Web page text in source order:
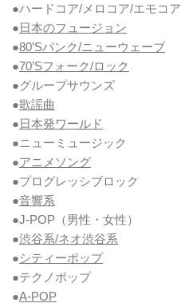
●ハードコア/メロコア/エモコア
●日本のフュージョン
●80’Sパンク/ニューウェーブ
●70’Sフォーク/ロック
●グループサウンズ
●歌謡曲
●日本発ワールド
●ニューミュージック
●アニメソング
●プログレッシブロック
●音響系
●J-POP（男性・女性）
●渋谷系/ネオ渋谷系
●シティーポップ
●テクノポップ
●A-POP